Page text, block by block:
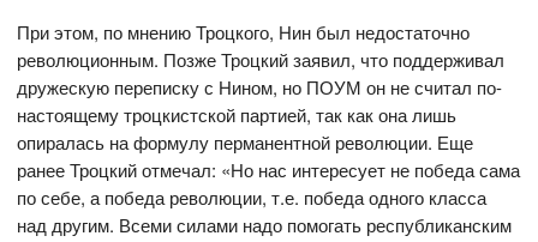
При этом, по мнению Троцкого, Нин был недостаточно
революционным. Позже Троцкий заявил, что поддерживал
дружескую переписку с Нином, но ПОУМ он не считал по-
настоящему троцкистской партией, так как она лишь
опиралась на формулу перманентной революции. Еще
ранее Троцкий отмечал: «Но нас интересует не победа сама
по себе, а победа революции, т.е. победа одного класса
над другим. Всеми силами надо помогать республиканским